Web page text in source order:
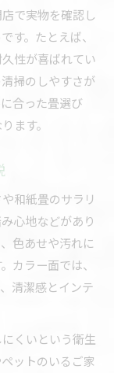
で実物を確認し
す。たとえば、
性が喜ばれてい
掃のしやすさが
合った畳選び
ます。
和紙畳のサラリ
心地などがあり
色あせや汚れに
カラー面では、
清潔感とインテ
くいという衛生
ットのいるご家